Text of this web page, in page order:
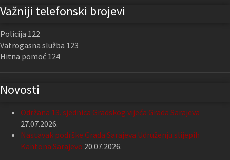
Važniji telefonski brojevi
Policija 122
Vatrogasna služba 123
Hitna pomoć 124
Novosti
Održana 13. sjednica Gradskog vijeća Grada Sarajeva
27.07.2026.
Nastavak podrške Grada Sarajeva Udruženju slijepih
Kantona Sarajevo 20.07.2026.